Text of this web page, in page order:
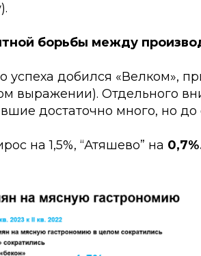
борьбы между
успеха добился «Велком»,
выражении). Отдельного
достаточно много, но
на 1,5%, “Атяшево” на